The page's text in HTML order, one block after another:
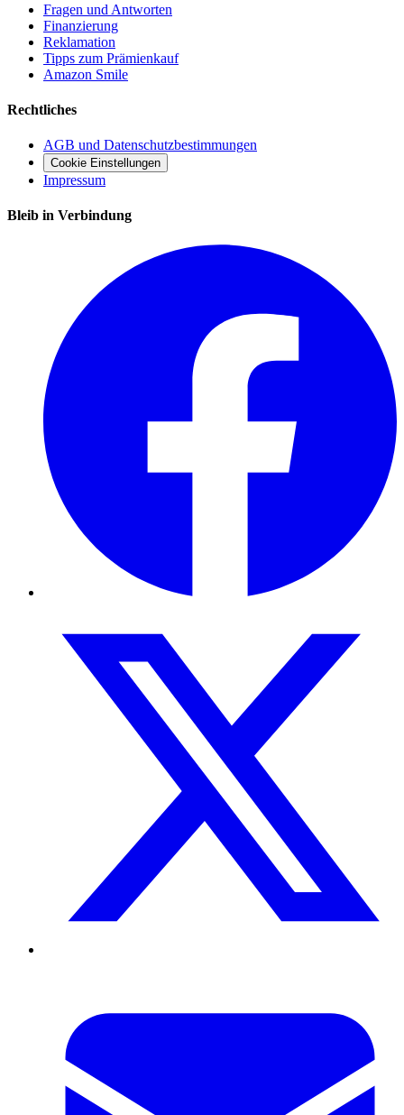
Fragen und Antworten
Finanzierung
Reklamation
Tipps zum Prämienkauf
Amazon Smile
Rechtliches
AGB und Datenschutzbestimmungen
Cookie Einstellungen
Impressum
Bleib in Verbindung